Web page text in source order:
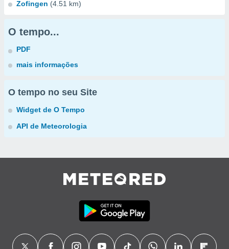
Zofingen (4.51 km)
O tempo...
PDF
mais informações
O tempo no seu Site
Widget de O Tempo
API de Meteorologia